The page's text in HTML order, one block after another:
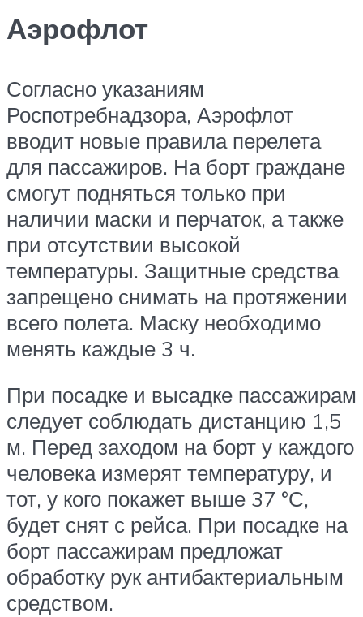
Аэрофлот
Согласно указаниям
Роспотребнадзора, Аэрофлот
вводит новые правила перелета
для пассажиров. На борт граждане
смогут подняться только при
наличии маски и перчаток, а также
при отсутствии высокой
температуры. Защитные средства
запрещено снимать на протяжении
всего полета. Маску необходимо
менять каждые 3 ч.
При посадке и высадке пассажирам
следует соблюдать дистанцию 1,5
м. Перед заходом на борт у каждого
человека измерят температуру, и
тот, у кого покажет выше 37 °С,
будет снят с рейса. При посадке на
борт пассажирам предложат
обработку рук антибактериальным
средством.